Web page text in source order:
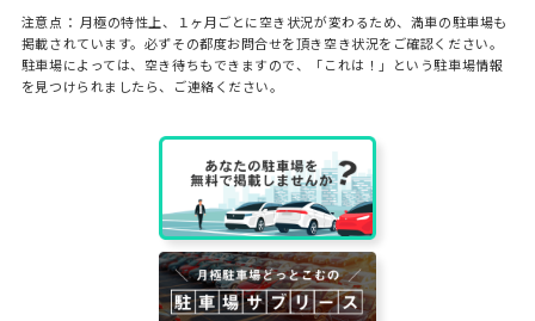
注意点： 月極の特性上、１ヶ月ごとに空き状況が変わるため、満車の駐車場も
掲載されています。必ずその都度お問合せを頂き空き状況をご確認ください。
駐車場によっては、空き待ちもできますので、「これは！」という駐車場情報
を見つけられましたら、ご連絡ください。